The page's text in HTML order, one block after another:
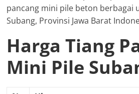
pancang mini pile beton berbagai
Subang, Provinsi Jawa Barat
Harga Tiang
Mini Pile